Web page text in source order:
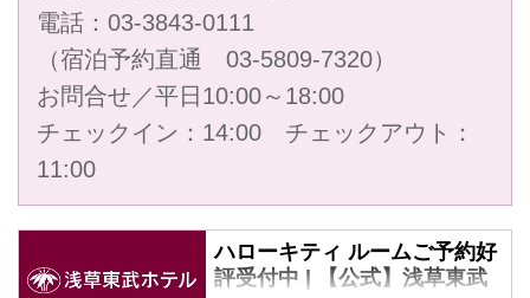
電話： 03-3843-0111
（宿泊予約直通 03-5809-7320）
お問合せ／平日10:00～18:00
チェックイン：14:00 チェックアウト：
11:00
ハローキティ ルームご予約好
評受付中 | 【公式】浅草東武